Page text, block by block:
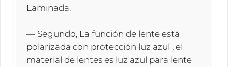
Laminada.
— Segundo, La función de lente está
polarizada con protección luz azul , el
material de lentes es luz azul para lente